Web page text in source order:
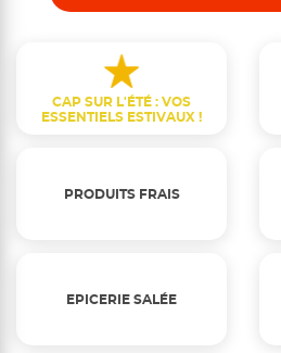
CAP SUR L'ÉTÉ : VOS
ESSENTIELS ESTIVAUX !
PRODUITS FRAIS
EPICERIE SALÉE